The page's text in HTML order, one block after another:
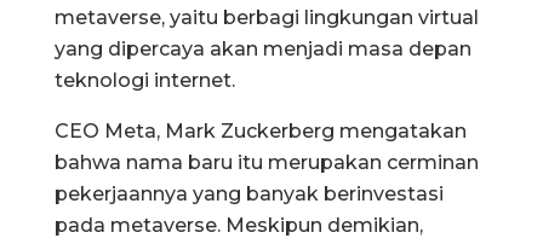
metaverse, yaitu berbagi lingkungan virtual
yang dipercaya akan menjadi masa depan
teknologi internet.
CEO Meta, Mark Zuckerberg mengatakan
bahwa nama baru itu merupakan cerminan
pekerjaannya yang banyak berinvestasi
pada metaverse. Meskipun demikian,